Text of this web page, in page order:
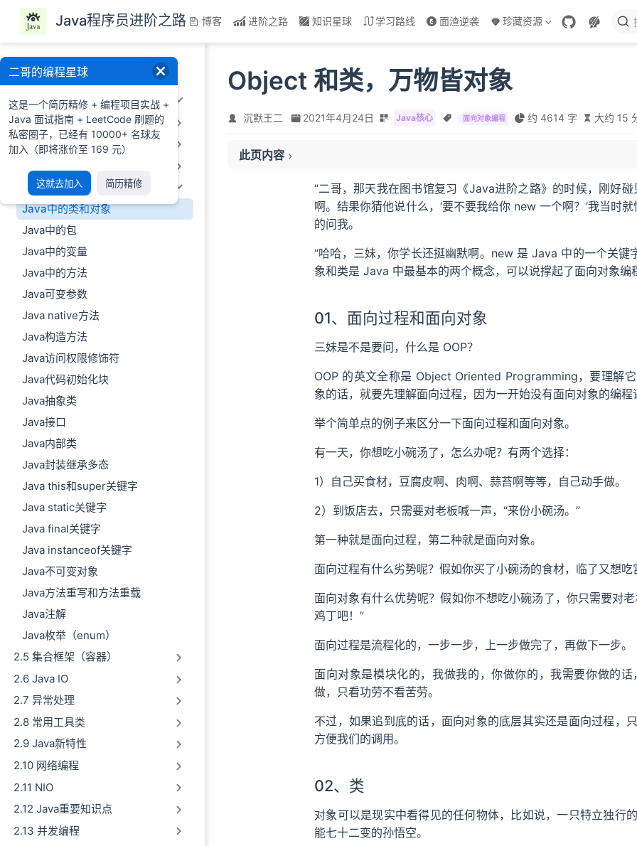
跳至主要內容
Java程序员进阶之路 博客 进阶之路 知识星球 学习路线 面渣逆袭 珍藏资源
一、前言
二、Java基础
2.1 Java概述及环境配置
2.2 Java语法基础
2.4 面向对象编程
Java中的类和对象
Java中的包
Java中的变量
Java中的方法
Java可变参数
Java native方法
Java构造方法
Java访问权限修饰符
Java代码初始化块
Java抽象类
Java接口
Java内部类
Java封装继承多态
Java this和super关键字
Java static关键字
Java final关键字
Java instanceof关键字
Java不可变对象
Java方法重写和方法重载
Java注解
Java枚举（enum）
2.5 集合框架（容器）
2.6 Java IO
2.7 异常处理
2.8 常用工具类
2.9 Java新特性
2.10 网络编程
2.11 NIO
2.12 Java重要知识点
2.13 并发编程
Object 和类，万物皆对象
沉默王二 2021年4月24日 Java核心 面向对象编程 约 4614 字 大约 15
此页内容
02、类
05、关于 Object 类
“二哥，那天我在图书馆复习《Java进阶之路》的时候，刚好碰
啊。结果你猜他说什么，‘要不要我给你 new 一个啊？’我当时
的问我。
“哈哈，三妹，你学长还挺幽默啊。new 是 Java 中的一个关键
象和类是 Java 中最基本的两个概念，可以说撑起了面向对象编
01、面向过程和面向对象
三妹是不是要问，什么是 OOP？
OOP 的英文全称是 Object Oriented Programming，要理解
象的话，就要先理解面向过程，因为一开始没有面向对象的编程
举个简单点的例子来区分一下面向过程和面向对象。
有一天，你想吃小碗汤了，怎么办呢？有两个选择：
1）自己买食材，豆腐皮啊、肉啊、蒜苔啊等等，自己动手做。
2）到饭店去，只需要对老板喊一声，“来份小碗汤。”
第一种就是面向过程，第二种就是面向对象。
面向过程有什么劣势呢？假如你买了小碗汤的食材，临了又想吃
面向对象有什么优势呢？假如你不想吃小碗汤了，你只需要对
鸡丁吧！”
面向过程是流程化的，一步一步，上一步做完了，再做下一步。
面向对象是模块化的，我做我的，你做你的，我需要你做的
做，只看功劳不看苦劳。
不过，如果追到底的话，面向对象的底层其实还是面向过程，
方便我们的调用。
02、类
对象可以是现实中看得见的任何物体，比如说，一只特立独行
能七十二变的孙悟空。
二哥的编程星球
这是一个简历精修 + 编程项目实战 +
Java 面试指南 + LeetCode 刷题的
私密圈子，已经有 10000+ 名球友
加入（即将涨价至 169 元）
这就去加入 简历精修